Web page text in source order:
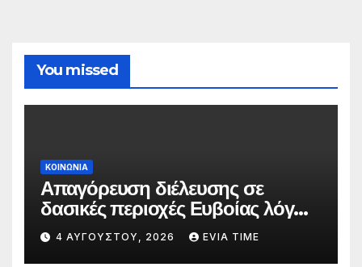
You missed
ΚΟΙΝΩΝΙΑ
Απαγόρευση διέλευσης σε
δασικές περιοχές Ευβοίας λόγω
πολύ υψηλού κινδύνου
πυρκαγιάς
4 ΑΥΓΟΎΣΤΟΥ, 2026 EVIA TIME